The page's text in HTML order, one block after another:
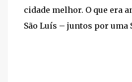
cidade melhor. O que era
São Luís – juntos por uma